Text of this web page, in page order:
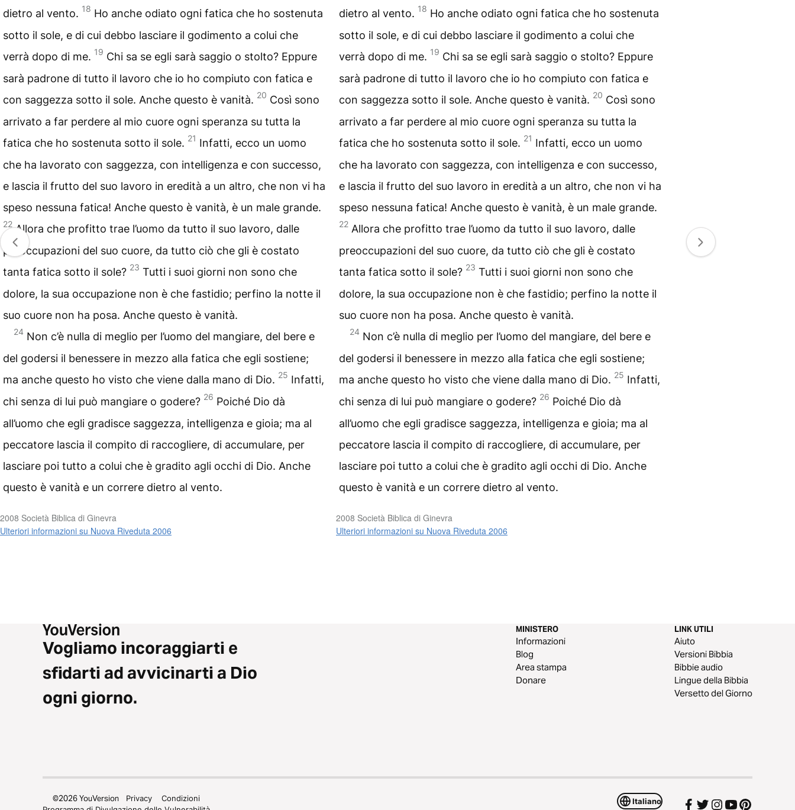
dietro al vento. 18 Ho anche odiato ogni fatica che ho sostenuta
sotto il sole, e di cui debbo lasciare il godimento a colui che
verrà dopo di me. 19 Chi sa se egli sarà saggio o stolto? Eppure
sarà padrone di tutto il lavoro che io ho compiuto con fatica e
con saggezza sotto il sole. Anche questo è vanità. 20 Così sono
arrivato a far perdere al mio cuore ogni speranza su tutta la
fatica che ho sostenuta sotto il sole. 21 Infatti, ecco un uomo
che ha lavorato con saggezza, con intelligenza e con successo,
e lascia il frutto del suo lavoro in eredità a un altro, che non vi ha
speso nessuna fatica! Anche questo è vanità, è un male grande.
22 Allora che profitto trae l’uomo da tutto il suo lavoro, dalle
preoccupazioni del suo cuore, da tutto ciò che gli è costato
tanta fatica sotto il sole? 23 Tutti i suoi giorni non sono che
dolore, la sua occupazione non è che fastidio; perfino la notte il
suo cuore non ha posa. Anche questo è vanità.
24 Non c’è nulla di meglio per l’uomo del mangiare, del bere e
del godersi il benessere in mezzo alla fatica che egli sostiene;
ma anche questo ho visto che viene dalla mano di Dio. 25 Infatti,
chi senza di lui può mangiare o godere? 26 Poiché Dio dà
all’uomo che egli gradisce saggezza, intelligenza e gioia; ma al
peccatore lascia il compito di raccogliere, di accumulare, per
lasciare poi tutto a colui che è gradito agli occhi di Dio. Anche
questo è vanità e un correre dietro al vento.
2008 Società Biblica di Ginevra
Ulteriori informazioni su Nuova Riveduta 2006
dietro al vento. 18 Ho anche odiato ogni fatica che ho sostenuta
sotto il sole, e di cui debbo lasciare il godimento a colui che
verrà dopo di me. 19 Chi sa se egli sarà saggio o stolto? Eppure
sarà padrone di tutto il lavoro che io ho compiuto con fatica e
con saggezza sotto il sole. Anche questo è vanità. 20 Così sono
arrivato a far perdere al mio cuore ogni speranza su tutta la
fatica che ho sostenuta sotto il sole. 21 Infatti, ecco un uomo
che ha lavorato con saggezza, con intelligenza e con successo,
e lascia il frutto del suo lavoro in eredità a un altro, che non vi ha
speso nessuna fatica! Anche questo è vanità, è un male grande.
22 Allora che profitto trae l’uomo da tutto il suo lavoro, dalle
preoccupazioni del suo cuore, da tutto ciò che gli è costato
tanta fatica sotto il sole? 23 Tutti i suoi giorni non sono che
dolore, la sua occupazione non è che fastidio; perfino la notte il
suo cuore non ha posa. Anche questo è vanità.
24 Non c’è nulla di meglio per l’uomo del mangiare, del bere e
del godersi il benessere in mezzo alla fatica che egli sostiene;
ma anche questo ho visto che viene dalla mano di Dio. 25 Infatti,
chi senza di lui può mangiare o godere? 26 Poiché Dio dà
all’uomo che egli gradisce saggezza, intelligenza e gioia; ma al
peccatore lascia il compito di raccogliere, di accumulare, per
lasciare poi tutto a colui che è gradito agli occhi di Dio. Anche
questo è vanità e un correre dietro al vento.
2008 Società Biblica di Ginevra
Ulteriori informazioni su Nuova Riveduta 2006
Vogliamo incoraggiarti e
sfidarti ad avvicinarti a Dio
ogni giorno.
MINISTERO
Informazioni
Blog
Area stampa
Donare
LINK UTILI
Aiuto
Versioni Bibbia
Bibbie audio
Lingue della Bibbia
Versetto del Giorno
Italiano
©2026YouVersion Privacy
Condizioni